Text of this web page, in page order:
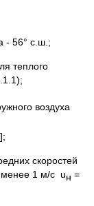
- 56° с.ш.;
теплого
воздуха
скоростей
менее 1 м/с uн =